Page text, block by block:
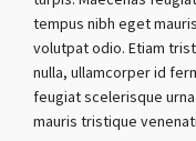
tempus nibh eget
volutpat odio. Etiam
nulla, ullamcorper id
feugiat scelerisque
mauris tristique